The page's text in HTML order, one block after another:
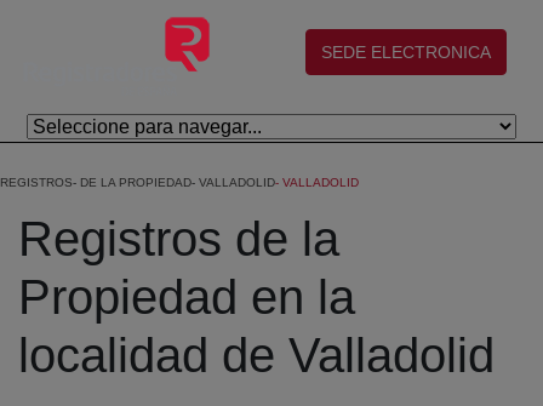
Salta al contingut principal
(abre en nueva ventana)
SEDE ELECTRONICA
REGISTROS DE LA PROPIEDAD VALLADOLID VALLADOLID
Registros de la
Propiedad en la
localidad de Valladolid